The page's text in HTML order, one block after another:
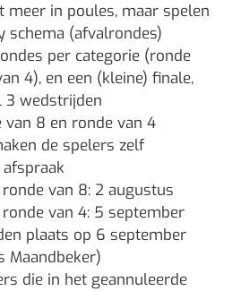
meer in poules, maar spelen
schema (afvalrondes)
per categorie (ronde
4), en een (kleine) finale,
3 wedstrijden
8 en ronde van 4
de spelers zelf
van 8: 2 augustus
van 4: 5 september
plaats op 6 september
Maandbeker)
die in het geannuleerde